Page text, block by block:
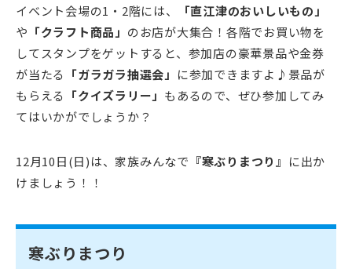
イベント会場の1・2階には、
「直江津のおいしいもの」
や 「クラフト商品」 のお店が大集合！各階でお買い物を
してスタンプをゲットすると、参加店の豪華景品や金券
が当たる
「ガラガラ抽選会」 に参加できますよ♪景品が
もらえる
「クイズラリー」 もあるので、ぜひ参加してみ
てはいかがでしょうか？
12月10日(日)は、家族みんなで 『寒ぶりまつり』 に出か
けましょう！！
寒ぶりまつり